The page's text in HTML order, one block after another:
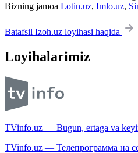
Bizning jamoa Lotin.uz, Imlo.uz,
Batafsil Izoh.uz loyihasi haqida
Loyihalarimiz
TVinfo.uz — Bugun, ertaga va
TVinfo.uz — Телепрограмма на